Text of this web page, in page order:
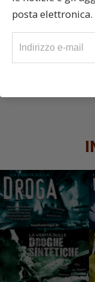
Informazioni
posta elettronica.